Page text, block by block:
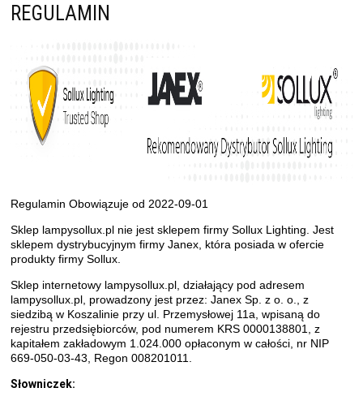
REGULAMIN
Regulamin Obowiązuje od 2022-09-01
Sklep lampysollux.pl nie jest sklepem firmy Sollux Lighting. Jest
sklepem dystrybucyjnym firmy Janex, która posiada w ofercie
produkty firmy Sollux.
Sklep internetowy lampysollux.pl, działający pod adresem
lampysollux.pl, prowadzony jest przez: Janex Sp. z o. o., z
siedzibą w Koszalinie przy ul. Przemysłowej 11a, wpisaną do
rejestru przedsiębiorców, pod numerem KRS 0000138801, z
kapitałem zakładowym 1.024.000 opłaconym w całości, nr NIP
669-050-03-43, Regon 008201011.
Słowniczek: